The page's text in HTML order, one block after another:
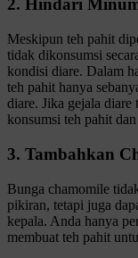
2. Hindari
Meskipun teh pahit
tidak dikonsumsi
kondisi diare. Dalam
teh pahit hanya
diare. Jika gejala diare
konsumsi teh pahit
3. Tambahkan
Bunga chamomile
pikiran, tetapi juga
kepala. Anda hanya
membuat teh pahit